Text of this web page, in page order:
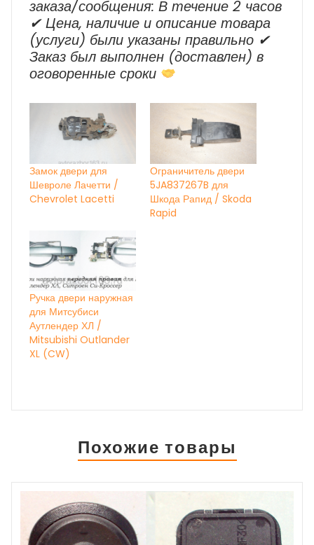
заказа/сообщения: В течение 2 часов
✔ Цена, наличие и описание товара
(услуги) были указаны правильно ✔
Заказ был выполнен (доставлен) в
оговоренные сроки
Замок двери для
Шевроле Лачетти /
Chevrolet Lacetti
Ограничитель двери
5JA837267B для
Шкода Рапид / Skoda
Rapid
Ручка двери наружная
для Митсубиси
Аутлендер ХЛ /
Mitsubishi Outlander
XL (CW)
Похожие товары